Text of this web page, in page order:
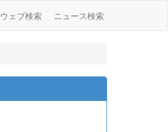
ウェブ検索 ニュース検索